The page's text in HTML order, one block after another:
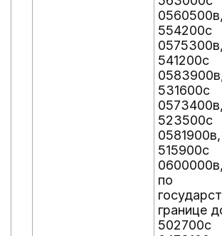
0560500в,
554200с
0575300в,
541200с
531600с
0573400в,
523500с
0581900в,
515900с
по
границе
502700с